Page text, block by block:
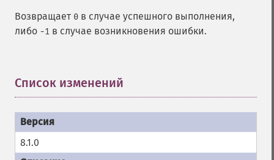
Возвращает 0 в случае успешного выполнения,
либо -1 в случае возникновения ошибки.
Список изменений
8.1.0